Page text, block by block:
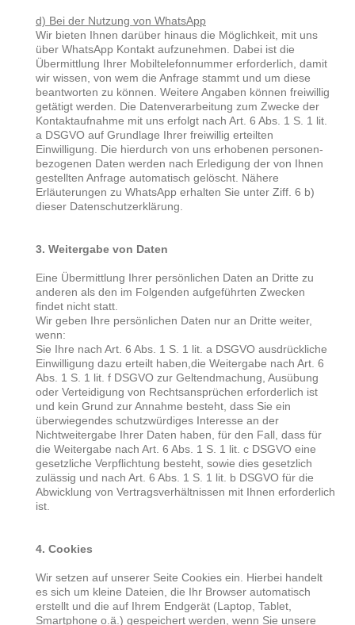
d) Bei der Nutzung von WhatsApp
Wir bieten Ihnen darüber hinaus die Möglichkeit, mit uns
über WhatsApp Kontakt aufzunehmen. Dabei ist die
Übermittlung Ihrer Mobiltelefonnummer erforderlich, damit
wir wissen, von wem die Anfrage stammt und um diese
beantworten zu können. Weitere Angaben können freiwillig
getätigt werden. Die Datenverarbeitung zum Zwecke der
Kontaktaufnahme mit uns erfolgt nach Art. 6 Abs. 1 S. 1 lit.
a DSGVO auf Grundlage Ihrer freiwillig erteilten
Einwilligung. Die hierdurch von uns erhobenen personen-
bezogenen Daten werden nach Erledigung der von Ihnen
gestellten Anfrage automatisch gelöscht. Nähere
Erläuterungen zu WhatsApp erhalten Sie unter Ziff. 6 b)
dieser Datenschutzerklärung.
3. Weitergabe von Daten
Eine Übermittlung Ihrer persönlichen Daten an Dritte zu
anderen als den im Folgenden aufgeführten Zwecken
findet nicht statt.
Wir geben Ihre persönlichen Daten nur an Dritte weiter,
wenn:
Sie Ihre nach Art. 6 Abs. 1 S. 1 lit. a DSGVO ausdrückliche
Einwilligung dazu erteilt haben,die Weitergabe nach Art. 6
Abs. 1 S. 1 lit. f DSGVO zur Geltendmachung, Ausübung
oder Verteidigung von Rechtsansprüchen erforderlich ist
und kein Grund zur Annahme besteht, dass Sie ein
überwiegendes schutzwürdiges Interesse an der
Nichtweitergabe Ihrer Daten haben, für den Fall, dass für
die Weitergabe nach Art. 6 Abs. 1 S. 1 lit. c DSGVO eine
gesetzliche Verpflichtung besteht, sowie dies gesetzlich
zulässig und nach Art. 6 Abs. 1 S. 1 lit. b DSGVO für die
Abwicklung von Vertragsverhältnissen mit Ihnen erforderlich
ist.
4. Cookies
Wir setzen auf unserer Seite Cookies ein. Hierbei handelt
es sich um kleine Dateien, die Ihr Browser automatisch
erstellt und die auf Ihrem Endgerät (Laptop, Tablet,
Smartphone o.ä.) gespeichert werden, wenn Sie unsere